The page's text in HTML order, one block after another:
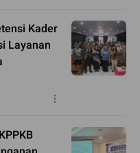
Kader
Layanan